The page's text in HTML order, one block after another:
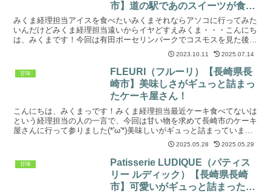
市】道の駅であのスイーツが食べ
られます！
みくま経理担当アイスを食べたいみくまそれならアソコに行ってみた
いんだけどみくま経理担当遠いからイヤどすえみくま・・・こんにち
は、みくまです！今回は有田ポーセリンパークでコスモスを見た後の
お話です(*'ω'*)経理担当の人が唐突にアイスを食べ...2023.10.11 2025.07.14
甘味
FLEURI（フルーリ）【長崎県長
崎市】美味しさがギュっと詰まっ
たケーキ屋さん！
こんにちは、みくまっです！みくま経理担当最近ケーキ食べてないは
という経理担当の人の一言で、今回は甘い物を求めて長崎市のケーキ
屋さんに行って参りました(*'ω'*)美味しいがギュっと詰まっていま
す！今回訪れましたのは、長崎県長崎市片淵町にあり...
2025.05.28 2025.05.29
甘味
Patisserie LUDIQUE（パティス
リー ルディック）【長崎県長崎
市】可愛いがギュっと詰まったケ